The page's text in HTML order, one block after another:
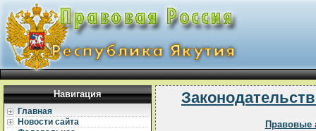
Навигация
Главная
Новости сайта
Правовые